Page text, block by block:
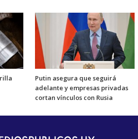
Putin asegura que seguirá
adelante y empresas privadas
cortan vínculos con Rusia